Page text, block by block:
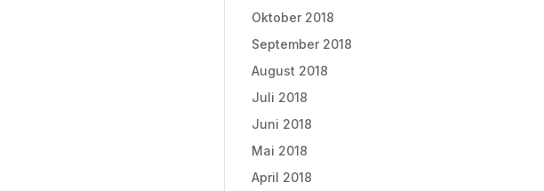
Oktober 2018
September 2018
August 2018
Juli 2018
Juni 2018
Mai 2018
April 2018